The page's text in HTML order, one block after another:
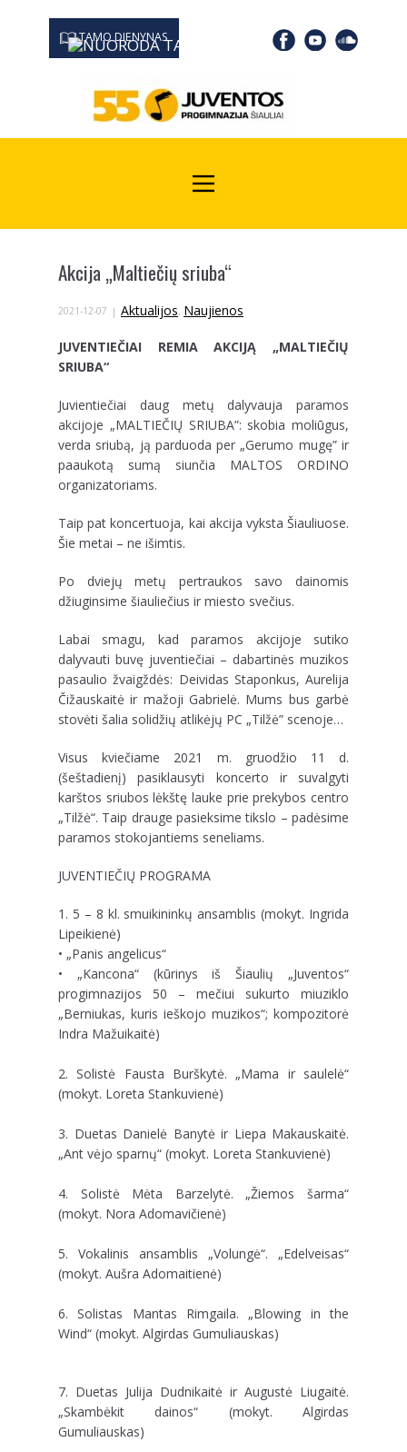
TAMO DIENYNAS
0667 19366
Akcija „Maltiečių sriuba“
2021-12-07 Aktualijos, Naujienos
JUVENTIEČIAI REMIA AKCIJĄ „MALTIEČIŲ
SRIUBA“
Juvientiečiai daug metų dalyvauja paramos
akcijoje „MALTIEČIŲ SRIUBA”: skobia moliūgus,
verda sriubą, ją parduoda per „Gerumo mugę” ir
paaukotą sumą siunčia MALTOS ORDINO
organizatoriams.
Taip pat koncertuoja, kai akcija vyksta Šiauliuose.
Šie metai – ne išimtis.
Po dviejų metų pertraukos savo dainomis
džiuginsime šiauliečius ir miesto svečius.
Labai smagu, kad paramos akcijoje sutiko
dalyvauti buvę juventiečiai – dabartinės muzikos
pasaulio žvaigždės: Deividas Staponkus, Aurelija
Čižauskaitė ir mažoji Gabrielė. Mums bus garbė
stovėti šalia solidžių atlikėjų PC „Tilžė” scenoje…
Visus kviečiame 2021 m. gruodžio 11 d.
(šeštadienį) pasiklausyti koncerto ir suvalgyti
karštos sriubos lėkštę lauke prie prekybos centro
„Tilžė“. Taip drauge pasieksime tikslo – padėsime
paramos stokojantiems seneliams.
JUVENTIEČIŲ PROGRAMA
1. 5 – 8 kl. smuikininkų ansamblis (mokyt. Ingrida
Lipeikienė)
• „Panis angelicus“
• „Kancona“ (kūrinys iš Šiaulių „Juventos“
progimnazijos 50 – mečiui sukurto miuziklo
„Berniukas, kuris ieškojo muzikos“; kompozitorė
Indra Mažuikaitė)
2. Solistė Fausta Burškytė. „Mama ir saulelė“
(mokyt. Loreta Stankuvienė)
3. Duetas Danielė Banytė ir Liepa Makauskaitė.
„Ant vėjo sparnų“ (mokyt. Loreta Stankuvienė)
4. Solistė Mėta Barzelytė. „Žiemos šarma“
(mokyt. Nora Adomavičienė)
5. Vokalinis ansamblis „Volungė“. „Edelveisas“
(mokyt. Aušra Adomaitienė)
6. Solistas Mantas Rimgaila. „Blowing in the
Wind“ (mokyt. Algirdas Gumuliauskas)
7. Duetas Julija Dudnikaitė ir Augustė Liugaitė.
„Skambėkit dainos“ (mokyt. Algirdas
Gumuliauskas)